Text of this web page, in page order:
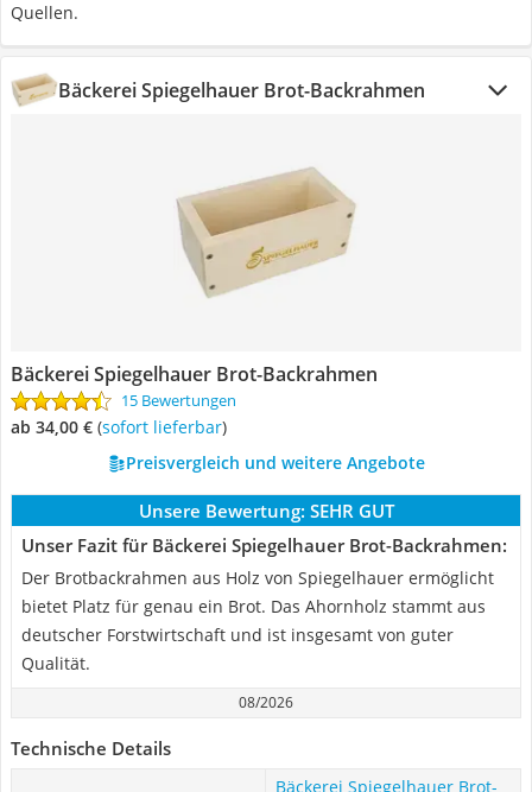
Quellen.
Bäckerei Spiegelhauer Brot-Backrahmen
Bäckerei Spiegelhauer Brot-Backrahmen
15 Bewertungen
ab 34,00 € ( Sofort lieferbar)
Preisvergleich und weitere Angebote
Unsere Bewertung: SEHR GUT
Unser Fazit für Bäckerei Spiegelhauer Brot-Backrahmen:
Der Brotbackrahmen aus Holz von Spiegelhauer ermöglicht
bietet Platz für genau ein Brot. Das Ahornholz stammt aus
deutscher Forstwirtschaft und ist insgesamt von guter
Qualität.
08/2026
Technische Details
Bäckerei Spiegelhauer Brot-